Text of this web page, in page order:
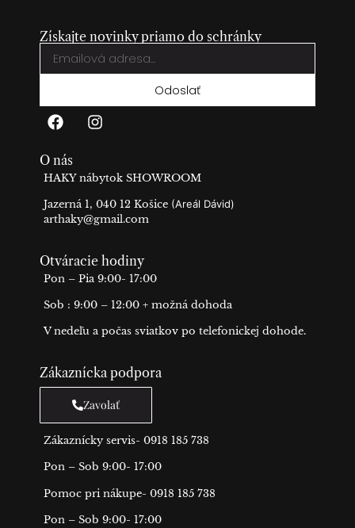
Získajte novinky priamo do schránky
Odoslať
O nás
HAKY nábytok SHOWROOM
Jazerná 1, 040 12 Košice (Areál Dávid)
arthaky@gmail.com
Otváracie hodiny
Pon – Pia 9:00- 17:00
Sob : 9:00 – 12:00 + možná dohoda
V nedeľu a počas sviatkov po telefonickej dohode.
Zákaznícka podpora
Zavolať
Zákaznícky servis- 0918 185 738
Pon – Sob 9:00- 17:00
Pomoc pri nákupe- 0918 185 738
Pon – Sob 9:00- 17:00